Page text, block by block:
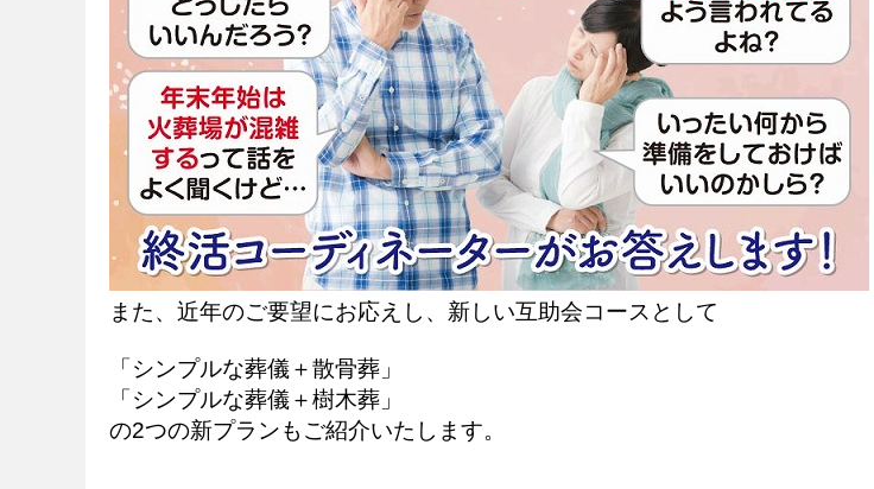
また、近年のご要望にお応えし、新しい互助会コースとして
「シンプルな葬儀＋散骨葬」
「シンプルな葬儀＋樹木葬」
の2つの新プランもご紹介いたします。